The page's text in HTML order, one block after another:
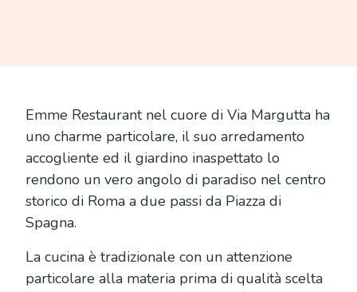
Emme Restaurant nel cuore di Via Margutta ha
uno charme particolare, il suo arredamento
accogliente ed il giardino inaspettato lo
rendono un vero angolo di paradiso nel centro
storico di Roma a due passi da Piazza di
Spagna.
La cucina è tradizionale con un attenzione
particolare alla materia prima di qualità scelta